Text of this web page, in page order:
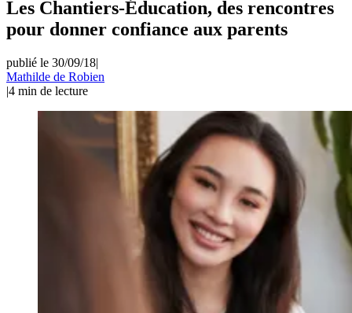
Les Chantiers-Éducation, des rencontres
pour donner confiance aux parents
publié le 30/09/18|
Mathilde de Robien
|4 min de lecture